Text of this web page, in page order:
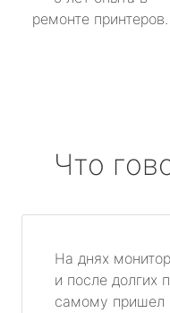
ремонте принтеров.
Что
На днях
и после долгих
самому пришел